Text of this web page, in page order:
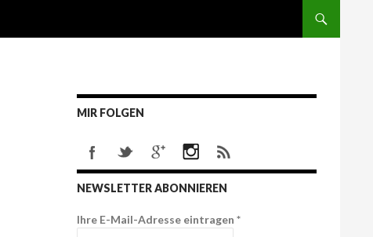
MIR FOLGEN
NEWSLETTER ABONNIEREN
Ihre E-Mail-Adresse eintragen *